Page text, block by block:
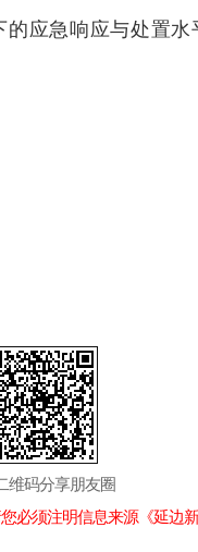
应急响应与处置
维码分享朋友圈
必须注明信息来源《延边新